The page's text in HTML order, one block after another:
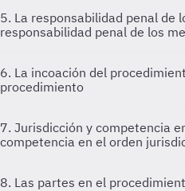
5. La responsabilidad penal de
responsabilidad penal de los
6. La incoación del
procedimiento
7. Jurisdicción y competencia
competencia en el orden
8. Las partes en el